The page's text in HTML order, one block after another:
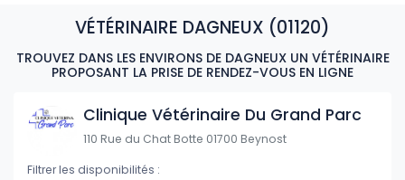
VÉTÉRINAIRE DAGNEUX (01120)
TROUVEZ DANS LES ENVIRONS DE DAGNEUX UN VÉTÉRINAIRE
PROPOSANT LA PRISE DE RENDEZ-VOUS EN LIGNE
Clinique Vétérinaire Du Grand Parc
110 Rue du Chat Botte 01700 Beynost
Filtrer les disponibilités :